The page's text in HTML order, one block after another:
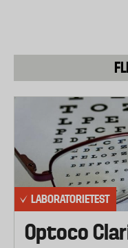
LABORATORIETEST
Optoco